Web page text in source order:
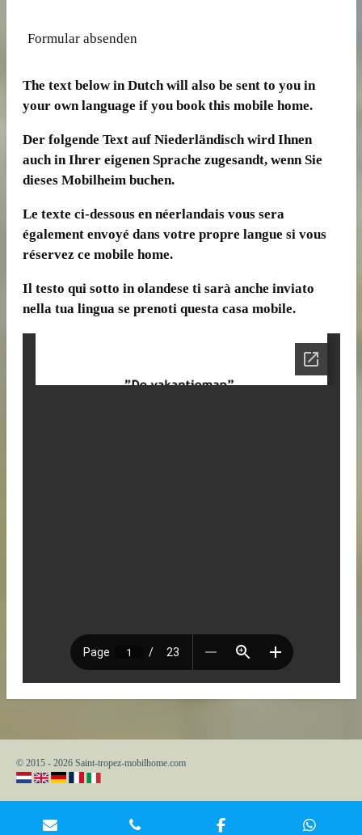
Formular absenden
The text below in Dutch will also be sent to you in
your own language if you book this mobile home.
Der folgende Text auf Niederländisch wird Ihnen
auch in Ihrer eigenen Sprache zugesandt, wenn Sie
dieses Mobilheim buchen.
Le texte ci-dessous en néerlandais vous sera
également envoyé dans votre propre langue si vous
réservez ce mobile home.
Il testo qui sotto in olandese ti sarà anche inviato
nella tua lingua se prenoti questa casa mobile.
© 2015 - 2026 Saint-tropez-mobilhome.com